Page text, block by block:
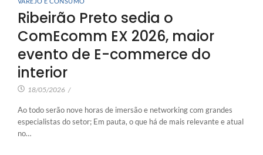
Ribeirão Preto sedia o
ComEcomm EX 2026, maior
evento de E-commerce do
interior
18/05/2026 /
Ao todo serão nove horas de imersão e networking com grandes
especialistas do setor; Em pauta, o que há de mais relevante e atual
no…